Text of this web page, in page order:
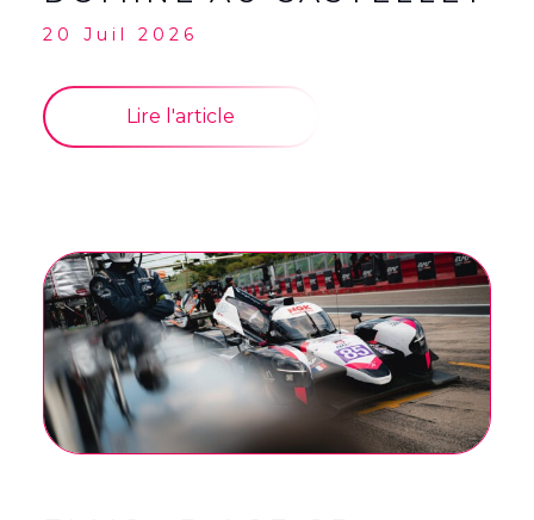
20 Juil 2026
Lire l'article